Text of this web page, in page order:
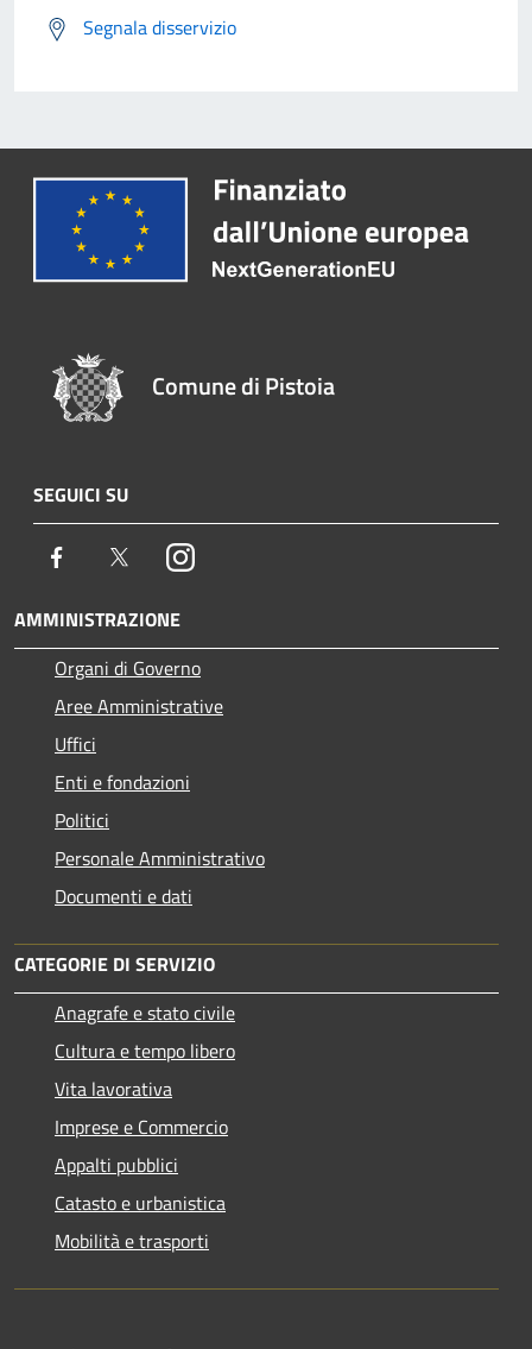
Segnala disservizio
Comune di Pistoia
SEGUICI SU
Facebook TwitterInstagram
AMMINISTRAZIONE
Organi di Governo
Aree Amministrative
Uffici
Enti e fondazioni
Politici
Personale Amministrativo
Documenti e dati
CATEGORIE DI SERVIZIO
Anagrafe e stato civile
Cultura e tempo libero
Vita lavorativa
Imprese e Commercio
Appalti pubblici
Catasto e urbanistica
Mobilità e trasporti